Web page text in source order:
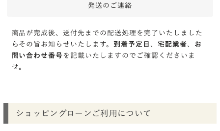
発送の ご連絡
商品が完成後、送付先までの配送処理を完了いたしました
らその旨お知らせいたします。到着予定日、 宅配業者、 お
問い合わせ番号を記載いたしますのでご確認くださいま
せ。
ショッピングローンご利用について